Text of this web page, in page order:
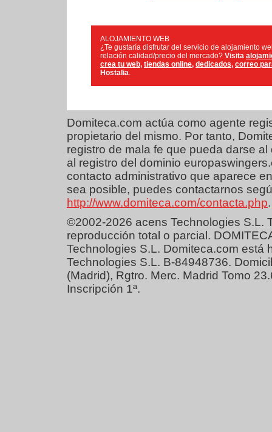
ALOJAMIENTO WEB
¿Te gustaría disfrutar del servicio de alojamiento
relación calidad/precio del mercado? Visita
crea tu web, tiendas online, dedicados, correo
Hostalia.
Domiteca.com actúa como agente
propietario del mismo. Por tanto,
registro de mala fe que pueda darse
al registro del dominio
contacto administrativo que aparece
sea posible, puedes contactarnos
http://www.domiteca.com/contacta.php.
©2002-2026 acens Technologies S.L.
reproducción total o parcial.
Technologies S.L. Domiteca.com
Technologies S.L. B-84948736.
(Madrid), Rgtro. Merc. Madrid Tomo
Inscripción 1ª.